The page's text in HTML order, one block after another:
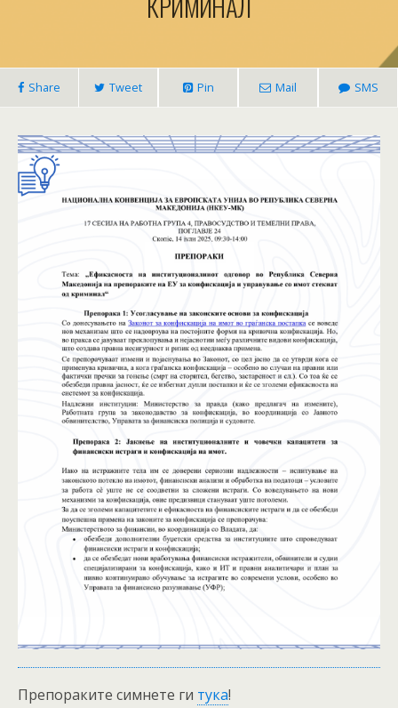
Share Tweet Pin Mail SMS
Препораките симнете ги тука!